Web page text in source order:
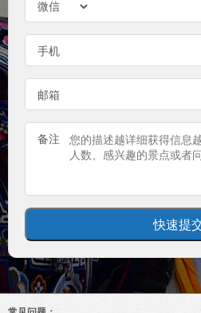
手机
邮箱
备注